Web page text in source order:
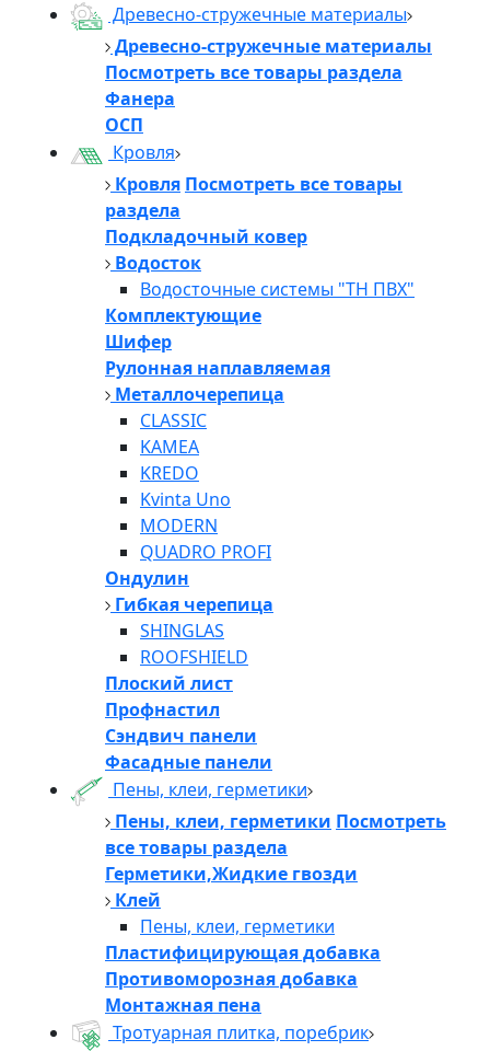
Древесно-стружечные материалы
Древесно-стружечные материалы
Посмотреть все товары раздела
Фанера
ОСП
Кровля
Кровля Посмотреть все товары
раздела
Подкладочный ковер
Водосток
Водосточные системы "ТН ПВХ"
Комплектующие
Шифер
Рулонная наплавляемая
Металлочерепица
CLASSIC
KAMEA
KREDO
Kvinta Uno
MODERN
QUADRO PROFI
Ондулин
Гибкая черепица
SHINGLAS
ROOFSHIELD
Плоский лист
Профнастил
Сэндвич панели
Фасадные панели
Пены, клеи, герметики
Пены, клеи, герметики Посмотреть
все товары раздела
Герметики,Жидкие гвозди
Клей
Пены, клеи, герметики
Пластифицирующая добавка
Противоморозная добавка
Монтажная пена
Тротуарная плитка, поребрик